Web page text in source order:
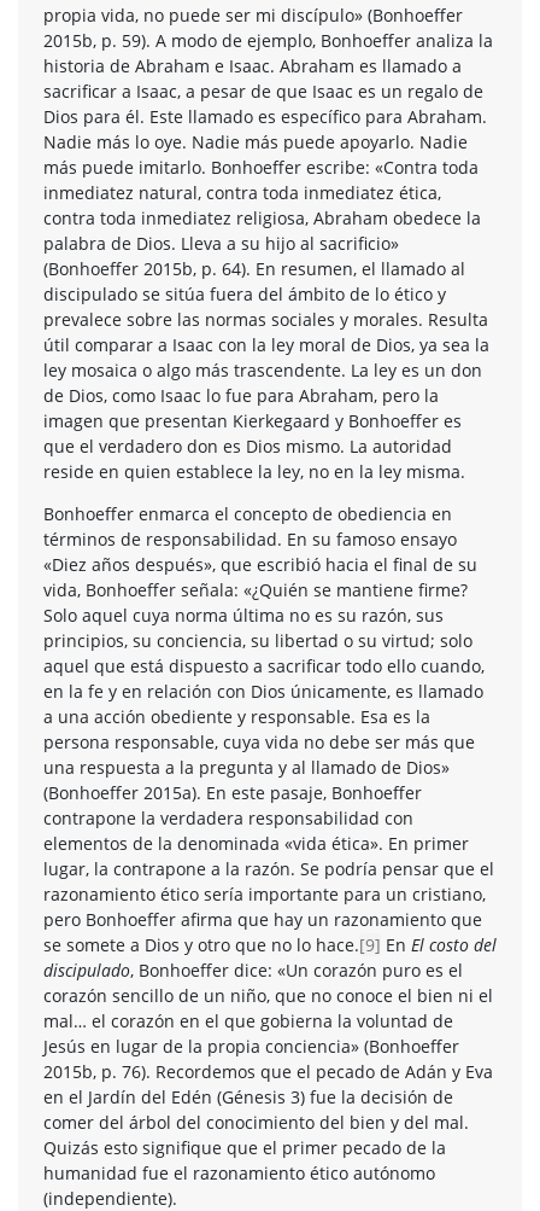
propia vida, no puede ser mi discípulo» (Bonhoeffer
2015b, p. 59). A modo de ejemplo, Bonhoeffer analiza la
historia de Abraham e Isaac. Abraham es llamado a
sacrificar a Isaac, a pesar de que Isaac es un regalo de
Dios para él. Este llamado es específico para Abraham.
Nadie más lo oye. Nadie más puede apoyarlo. Nadie
más puede imitarlo. Bonhoeffer escribe: «Contra toda
inmediatez natural, contra toda inmediatez ética,
contra toda inmediatez religiosa, Abraham obedece la
palabra de Dios. Lleva a su hijo al sacrificio»
(Bonhoeffer 2015b, p. 64). En resumen, el llamado al
discipulado se sitúa fuera del ámbito de lo ético y
prevalece sobre las normas sociales y morales. Resulta
útil comparar a Isaac con la ley moral de Dios, ya sea la
ley mosaica o algo más trascendente. La ley es un don
de Dios, como Isaac lo fue para Abraham, pero la
imagen que presentan Kierkegaard y Bonhoeffer es
que el verdadero don es Dios mismo. La autoridad
reside en quien establece la ley, no en la ley misma.
Bonhoeffer enmarca el concepto de obediencia en
términos de responsabilidad. En su famoso ensayo
«Diez años después», que escribió hacia el final de su
vida, Bonhoeffer señala: «¿Quién se mantiene firme?
Solo aquel cuya norma última no es su razón, sus
principios, su conciencia, su libertad o su virtud; solo
aquel que está dispuesto a sacrificar todo ello cuando,
en la fe y en relación con Dios únicamente, es llamado
a una acción obediente y responsable. Esa es la
persona responsable, cuya vida no debe ser más que
una respuesta a la pregunta y al llamado de Dios»
(Bonhoeffer 2015a). En este pasaje, Bonhoeffer
contrapone la verdadera responsabilidad con
elementos de la denominada «vida ética». En primer
lugar, la contrapone a la razón. Se podría pensar que el
razonamiento ético sería importante para un cristiano,
pero Bonhoeffer afirma que hay un razonamiento que
se somete a Dios y otro que no lo hace.[9] En El costo del
discipulado, Bonhoeffer dice: «Un corazón puro es el
corazón sencillo de un niño, que no conoce el bien ni el
mal… el corazón en el que gobierna la voluntad de
Jesús en lugar de la propia conciencia» (Bonhoeffer
2015b, p. 76). Recordemos que el pecado de Adán y Eva
en el Jardín del Edén (Génesis 3) fue la decisión de
comer del árbol del conocimiento del bien y del mal.
Quizás esto signifique que el primer pecado de la
humanidad fue el razonamiento ético autónomo
(independiente).